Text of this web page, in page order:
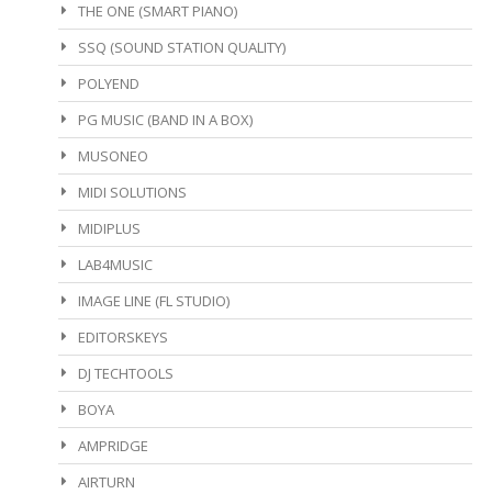
THE ONE (SMART PIANO)
SSQ (SOUND STATION QUALITY)
POLYEND
PG MUSIC (BAND IN A BOX)
MUSONEO
MIDI SOLUTIONS
MIDIPLUS
LAB4MUSIC
IMAGE LINE (FL STUDIO)
EDITORSKEYS
DJ TECHTOOLS
BOYA
AMPRIDGE
AIRTURN